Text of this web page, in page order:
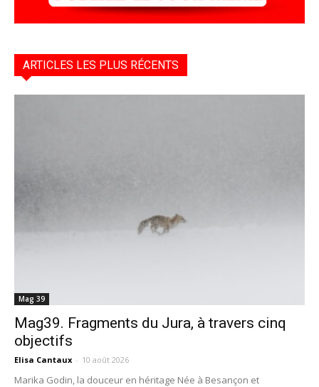
ARTICLES LES PLUS RÉCENTS
Mag 39
Mag39. Fragments du Jura, à travers cinq
objectifs
Elisa Cantaux - 10 août 2026
Marika Godin, la douceur en héritage Née à Besançon et